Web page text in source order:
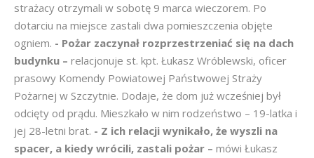
strażacy otrzymali w sobotę 9 marca wieczorem. Po
dotarciu na miejsce zastali dwa pomieszczenia objęte
ogniem. - Pożar zaczynał rozprzestrzeniać się na dach
budynku – relacjonuje st. kpt. Łukasz Wróblewski, oficer
prasowy Komendy Powiatowej Państwowej Straży
Pożarnej w Szczytnie. Dodaje, że dom już wcześniej był
odcięty od prądu. Mieszkało w nim rodzeństwo – 19-latka i
jej 28-letni brat. - Z ich relacji wynikało, że wyszli na
spacer, a kiedy wrócili, zastali pożar – mówi Łukasz